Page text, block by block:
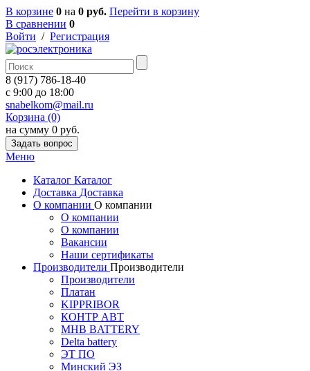
В корзине 0 на 0 руб. Перейти в корзину
В сравнении 0
Войти / Регистрация
8 (917) 786-18-40
c 9:00 до 18:00
snabelkom@mail.ru
Корзина (0)
на сумму 0 руб.
Задать вопрос
Меню
Каталог Каталог
Доставка Доставка
О компании О компании
О компании
О компании
Вакансии
Наши сертификаты
Производители Производители
Производители
Платан
KIPPRIBOR
КОНТР АВТ
MHB BATTERY
Delta battery
ЭT ПО
Минский ЭЗ